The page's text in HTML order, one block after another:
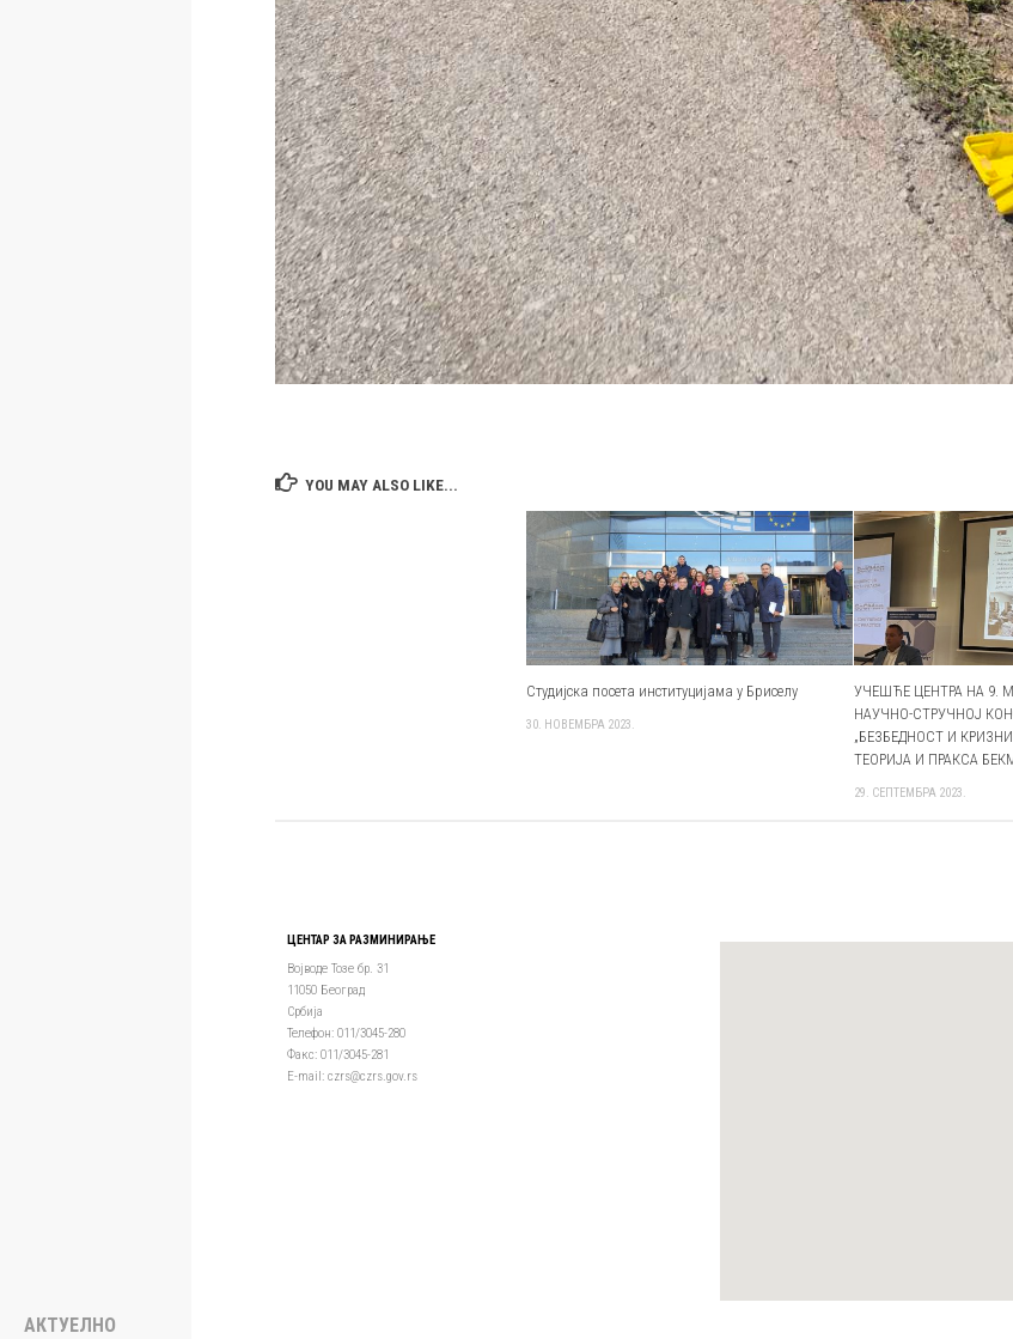
YOU MAY ALSO LIKE...
Студијска посета институцијама у Бриселу
30. НОВЕМБРА 2023.
УЧЕШЋЕ ЦЕНТРА НА 9.
НАУЧНО-СТРУЧНОЈ
„БЕЗБЕДНОСТ И
ТЕОРИЈА И ПРАКСА
29. СЕПТЕМБРА 2023.
АКТУЕЛНО
ЦЕНТАР ЗА РАЗМИНИРАЊЕ
Војводе Тозе бр. 31
11050 Београд
Србија
Телефон: 011/3045-280
Факс: 011/3045-281
Е-mail: czrs@czrs.gov.rs